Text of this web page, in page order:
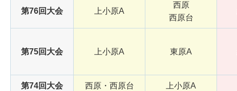
第76回大会 上小原A
西原
西原台
第75回大会 上小原A 東原A
第74回大会 西原・西原台 上小原A